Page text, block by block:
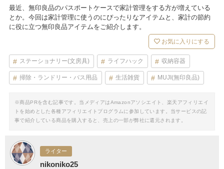
最近、無印良品のパスポートケースで家計管理をする方が増えている
とか。今回は家計管理に使うのにぴったりなアイテムと、家計の節約
に役に立つ無印良品アイテムをご紹介します。
お気に入りにする
ステーショナリー(文房具) ライフハック 収納容器
掃除・ランドリー・バス用品 生活雑貨 MUJI(無印良品)
※商品PRを含む記事です。当メディアはAmazonアソシエイト、楽天アフィリエイ
トを始めとした各種アフィリエイトプログラムに参加しています。当サービスの記
事で紹介している商品を購入すると、売上の一部が弊社に還元されます。
ライター
nikoniko25